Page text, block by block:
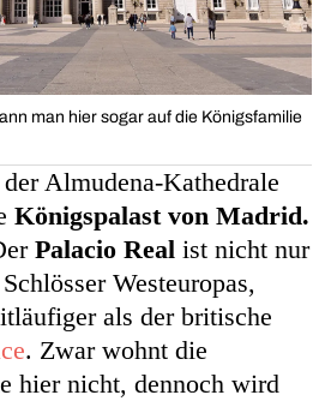
man hier sogar auf die Königsfamilie
Almudena-Kathedrale
Königspalast von Madrid.
Palacio Real ist nicht nur
Westeuropas,
als der britische
. Zwar wohnt die
hier nicht, dennoch wird